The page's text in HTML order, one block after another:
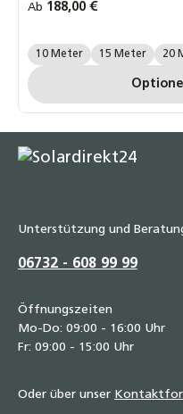
Regulärer Preis:
Ab 188,00 €
Länge Wellrohr:
10 Meter 15 Meter 20
Unterstützung und
06732 - 608 99 99
Öffnungszeiten
Mo-Do: 09:00 - 16:00 Uhr
Fr: 09:00 - 15:00 Uhr
Oder über unser